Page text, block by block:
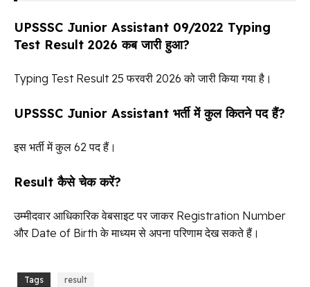
UPSSSC Junior Assistant 09/2022 Typing
Test Result 2026 कब जारी हुआ?
Typing Test Result 25 फरवरी 2026 को जारी किया गया है।
UPSSSC Junior Assistant भर्ती में कुल कितने पद हैं?
इस भर्ती में कुल 62 पद हैं।
Result कैसे चेक करें?
उम्मीदवार आधिकारिक वेबसाइट पर जाकर Registration Number
और Date of Birth के माध्यम से अपना परिणाम देख सकते हैं।
Tags result